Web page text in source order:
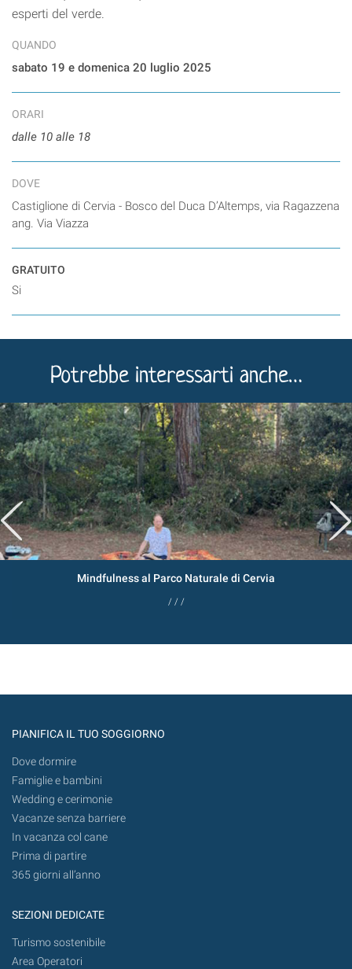
esperti del verde.
QUANDO
sabato 19 e domenica 20 luglio 2025
ORARI
dalle 10 alle 18
DOVE
Castiglione di Cervia - Bosco del Duca D’Altemps, via Ragazzena
ang. Via Viazza
GRATUITO
Si
Potrebbe interessarti anche…
Mindfulness al Parco Naturale di Cervia
/ / /
PIANIFICA IL TUO SOGGIORNO
Dove dormire
Famiglie e bambini
Wedding e cerimonie
Vacanze senza barriere
In vacanza col cane
Prima di partire
365 giorni all’anno
SEZIONI DEDICATE
Turismo sostenibile
Area Operatori